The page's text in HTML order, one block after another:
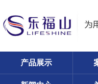
产品展示